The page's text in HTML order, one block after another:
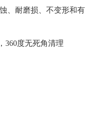
、耐磨损、不变形和有
360度无死角清理